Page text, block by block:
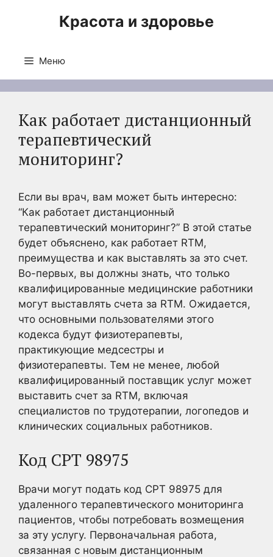
Красота и здоровье
Меню
Как работает дистанционный
терапевтический
мониторинг?
Если вы врач, вам может быть интересно:
“Как работает дистанционный
терапевтический мониторинг?” В этой статье
будет объяснено, как работает RTM,
преимущества и как выставлять за это счет.
Во-первых, вы должны знать, что только
квалифицированные медицинские работники
могут выставлять счета за RTM. Ожидается,
что основными пользователями этого
кодекса будут физиотерапевты,
практикующие медсестры и
физиотерапевты. Тем не менее, любой
квалифицированный поставщик услуг может
выставить счет за RTM, включая
специалистов по трудотерапии, логопедов и
клинических социальных работников.
Код CPT 98975
Врачи могут подать код CPT 98975 для
удаленного терапевтического мониторинга
пациентов, чтобы потребовать возмещения
за эту услугу. Первоначальная работа,
связанная с новым дистанционным